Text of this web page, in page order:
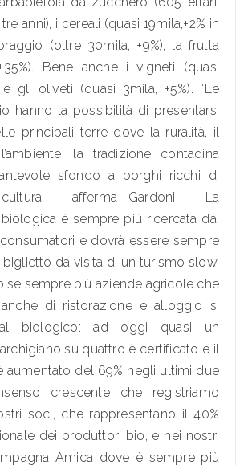
anni), i cereali (quasi 19mila,+2% in
(oltre 30mila, +9%), la frutta
Bene anche i vigneti (quasi
e gli oliveti (quasi 3mila, +5%). “Le
hanno la possibilità di presentarsi
principali terre dove la ruralità, il
la tradizione contadina
sfondo a borghi ricchi di
– afferma Gardoni – La
è sempre più ricercata dai
e dovrà essere sempre
da visita di un turismo slow.
se sempre più aziende agricole che
di ristorazione e alloggio si
al biologico: ad oggi quasi un
su quattro è certificato e il
aumentato del 69% negli ultimi due
crescente che registriamo
soci, che rappresentano il 40%
dei produttori bio, e nei nostri
Amica dove è sempre più